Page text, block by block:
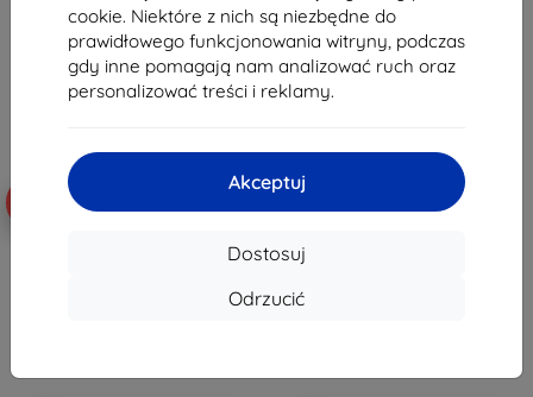
cookie. Niektóre z nich są niezbędne do
prawidłowego funkcjonowania witryny, podczas
gdy inne pomagają nam analizować ruch oraz
personalizować treści i reklamy.
Akceptuj
Dostosuj
Odrzucić
Na stanie: > 5 szt. Ostatnia sztuka w magazynie